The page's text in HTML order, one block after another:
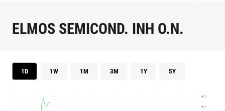
ELMOS SEMICOND. INH O.N.
1D 1W 1M 3M 1Y 5Y